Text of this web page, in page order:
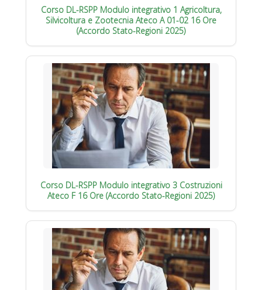
Corso DL-RSPP Modulo integrativo 1 Agricoltura,
Silvicoltura e Zootecnia Ateco A 01-02 16 Ore
(Accordo Stato-Regioni 2025)
Corso DL-RSPP Modulo integrativo 3 Costruzioni
Ateco F 16 Ore (Accordo Stato-Regioni 2025)